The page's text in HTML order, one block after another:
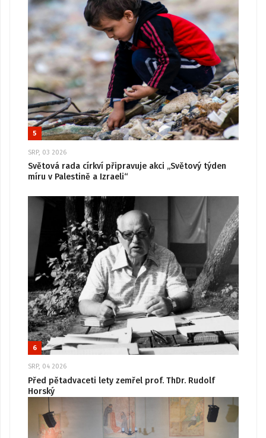
5
SRP, 03 2026
Světová rada církví připravuje akci „Světový týden
míru v Palestině a Izraeli“
6
SRP, 04 2026
Před pětadvaceti lety zemřel prof. ThDr. Rudolf
Horský